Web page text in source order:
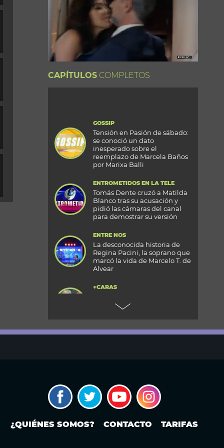
CAPÍTULOS COMPLETOS
GOSSIP
Tensión en Pasión de sábado:
se conoció un dato
inesperado sobre el
reemplazo de Marcela Baños
por Marixa Balli
ENTROMETIDOS EN LA TELE
Tomás Dente cruzó a Matilda
Blanco tras su acusación y
pidió las cámaras del canal
para demostrar su versión
ENTRE NOS
La desconocida historia de
Regina Pacini, la soprano que
marcó la vida de Marcelo T. de
Alvear
+CARAS
todos los detalles de la mega
Reconquista
MODO FONTEVECCHIA
¿Occidente copia a China?: La
carrera por construir el
¿QUIÉNES SOMOS? CONTACTO TARIFAS